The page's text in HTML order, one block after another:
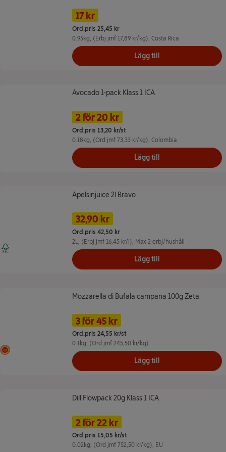
Pris
Tidigare pris
17 kr
Ord.pris 25,45 kr
0.95kg , (Erbj jmf 17,89 kr/kg) , Costa Rica
Lägg till
Avocado 1-pack Klass 1 ICAAvocado 1-pack Klass 1 ICA
Pris
2 för 20 kr
Ord.pris 13,20 kr/st
0.18kg , (Ord jmf 73,33 kr/kg) , Colombia
Lägg till
FSC Mix - Bidrar till ansvarsfullt skogsbruk
Apelsinjuice 2l Bravo
Pris
Tidigare pris
32,90 kr
Ord.pris 42,50 kr
2L , (Erbj jmf 16,45 kr/l) , Max 2 erbj/hushåll
Lägg till
Mozzarella di Bufala campana 100g Zeta
Skyddad ursprungsbeteckning
Mozzarella di Bufala campana 100g Zeta
Pris
3 för 45 kr
Ord.pris 24,55 kr/st
0.1kg, (Ord jmf 245,50 kr/kg)
Lägg till
Dill Flowpack 20g Klass 1 ICADill Flowpack 20g Klass 1 ICA
Pris
2 för 22 kr
Ord.pris 15,05 kr/st
0.02kg, (Ord jmf 752,50 kr/kg), EU